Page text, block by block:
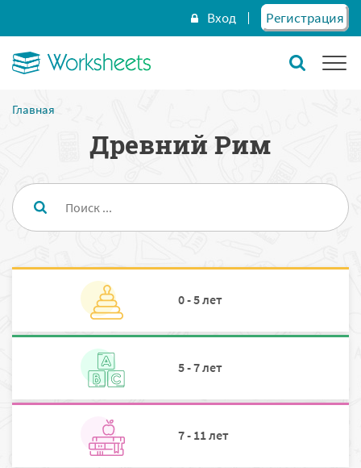
Вход Регистрация
Главная
Древний Рим
0 - 5 лет
5 - 7 лет
7 - 11 лет